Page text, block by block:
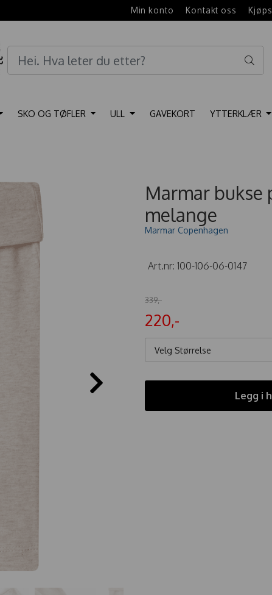
Min konto Kontakt oss
SKO OG TØFLER ULL GAVEKORT YTTERKLÆR
Marmar bukse
melange
Marmar Copenhagen
Art.nr: 100-106-06-0147
339,-
220,-
Velg Størrelse
Legg i